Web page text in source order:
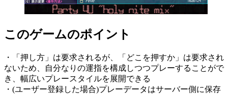
このゲームのポイント
・「押し方」は要求されるが、「どこを押すか」は要求され
ないため、自分なりの運指を構成しつつプレーすることがで
き、幅広いプレースタイルを展開できる
・(ユーザー登録した場合)プレーデータはサーバー側に保存